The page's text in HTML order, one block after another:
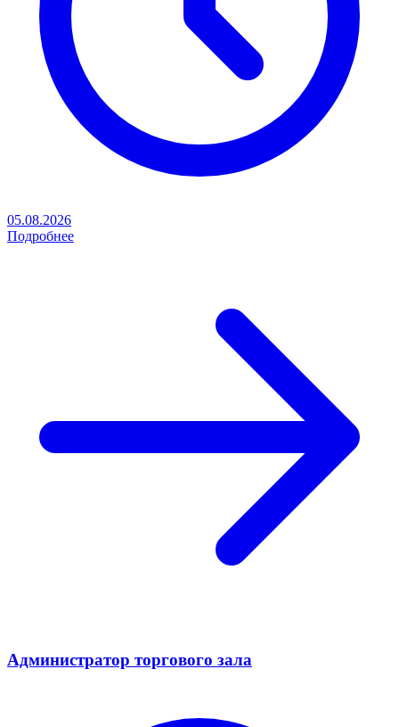
05.08.2026
Подробнее
Администратор торгового зала